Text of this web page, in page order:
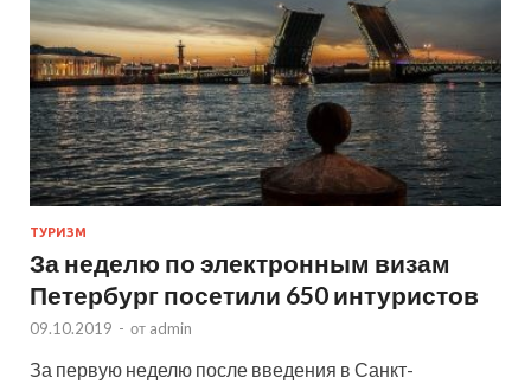
ТУРИЗМ
За неделю по электронным визам
Петербург посетили 650 интуристов
09.10.2019 - от admin
За первую неделю после введения в Санкт-